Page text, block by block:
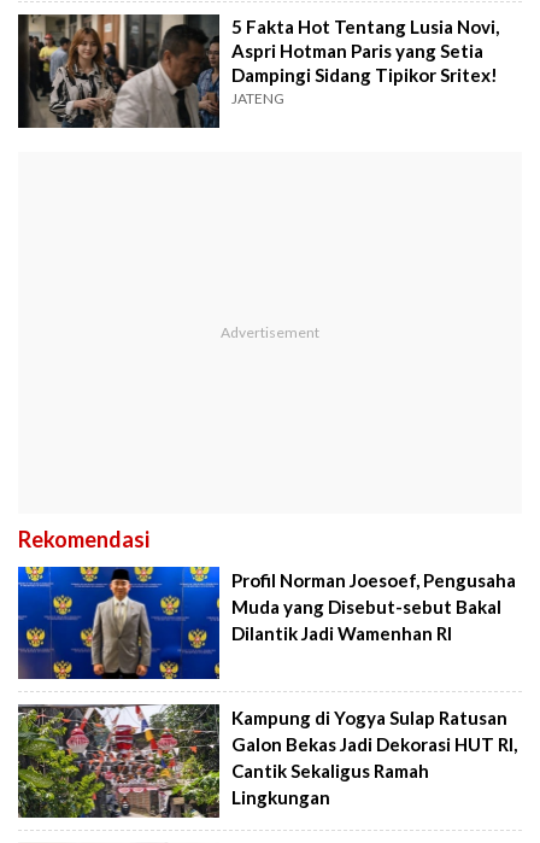
5 Fakta Hot Tentang Lusia Novi,
Aspri Hotman Paris yang Setia
Dampingi Sidang Tipikor Sritex!
JATENG
Rekomendasi
Profil Norman Joesoef, Pengusaha
Muda yang Disebut-sebut Bakal
Dilantik Jadi Wamenhan RI
Kampung di Yogya Sulap Ratusan
Galon Bekas Jadi Dekorasi HUT RI,
Cantik Sekaligus Ramah
Lingkungan